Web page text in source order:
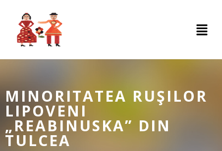
MINORITATEA RUŞILOR
LIPOVENI
„REABINUSKA” DIN
TULCEA